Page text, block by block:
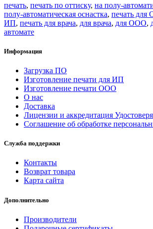
печать, печать по оттиску, на полу-
полу-автоматическая оснастка, печать
ИП, печать для врача, для врача, для ООО,
автомате
Информация
Загрузка ПО
Изготовление печати для ИП
Изготовление печати ООО
О нас
Доставка
Лицензии и аккредитация
Соглашение об обработке
Служба поддержки
Контакты
Возврат товара
Карта сайта
Дополнительно
Производители